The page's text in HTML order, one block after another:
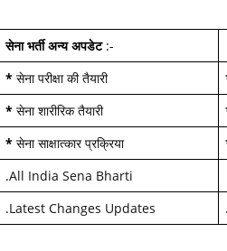
सेना भर्ती अन्य अपडेट:-
* सेना परीक्षा की तैयारी
* सेना शारीरिक तैयारी
* सेना साक्षात्कार प्रक्रिया
.All India Sena Bharti
.Latest Changes Updates .